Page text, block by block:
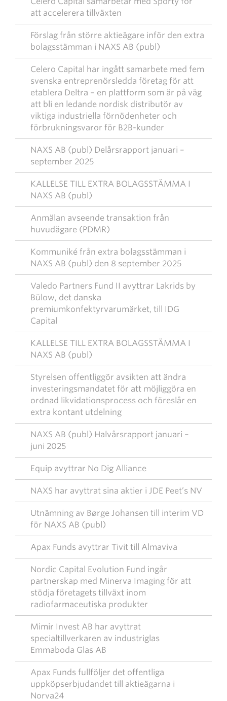
att accelerera tillväxten
Förslag från större aktieägare inför den extra
bolagsstämman i NAXS AB (publ)
Celero Capital har ingått samarbete med fem
svenska entreprenörsledda företag för att
etablera Deltra – en plattform som är på väg
att bli en ledande nordisk distributör av
viktiga industriella förnödenheter och
förbrukningsvaror för B2B-kunder
NAXS AB (publ) Delårsrapport januari –
september 2025
KALLELSE TILL EXTRA BOLAGSSTÄMMA I
NAXS AB (publ)
Anmälan avseende transaktion från
huvudägare (PDMR)
Kommuniké från extra bolagsstämman i
NAXS AB (publ) den 8 september 2025
Valedo Partners Fund II avyttrar Lakrids by
Bülow, det danska
premiumkonfektyrvarumärket, till IDG
Capital
KALLELSE TILL EXTRA BOLAGSSTÄMMA I
NAXS AB (publ)
Styrelsen offentliggör avsikten att ändra
investeringsmandatet för att möjliggöra en
ordnad likvidationsprocess och föreslår en
extra kontant utdelning
NAXS AB (publ) Halvårsrapport januari –
juni 2025
Equip avyttrar No Dig Alliance
NAXS har avyttrat sina aktier i JDE Peet’s NV
Utnämning av Børge Johansen till interim VD
för NAXS AB (publ)
Apax Funds avyttrar Tivit till Almaviva
Nordic Capital Evolution Fund ingår
partnerskap med Minerva Imaging för att
stödja företagets tillväxt inom
radiofarmaceutiska produkter
Mimir Invest AB har avyttrat
specialtillverkaren av industriglas
Emmaboda Glas AB
Apax Funds fullföljer det offentliga
uppköpserbjudandet till aktieägarna i
Norva24